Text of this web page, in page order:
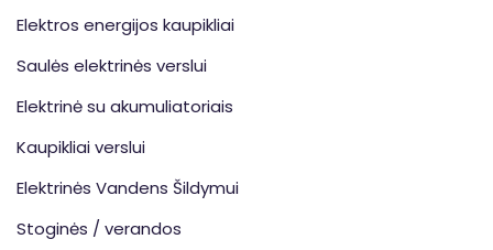
Elektros energijos kaupikliai
Saulės elektrinės verslui
Elektrinė su akumuliatoriais
Kaupikliai verslui
Elektrinės Vandens Šildymui
Stoginės / verandos